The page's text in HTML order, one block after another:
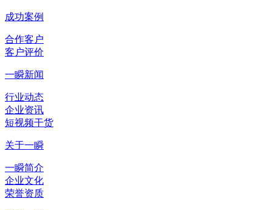
成功案例
合作客户
客户评价
一瞬新闻
行业动态
企业资讯
短视频干货
关于一瞬
一瞬简介
企业文化
荣誉资质